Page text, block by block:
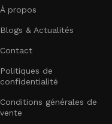
À propos
Blogs & Actualités
Contact
Politiques de
confidentialité
Conditions générales de
vente